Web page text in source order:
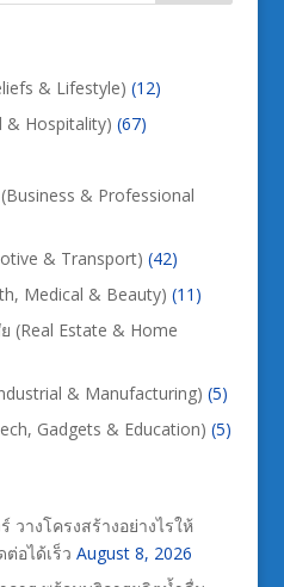
& Lifestyle) (12)
& Hospitality) (67)
& Professional
& Transport) (42)
Medical & Beauty) (11)
(Real Estate & Home
& Manufacturing) (5)
Gadgets & Education) (5)
วางโครงสร้างอย่างไรให้
อได้เร็ว August 8, 2026